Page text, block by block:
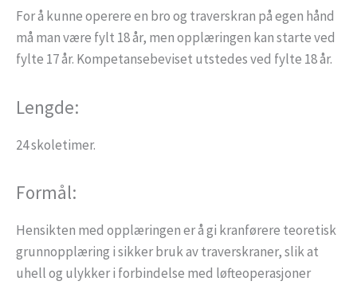
For å kunne operere en bro og traverskran på egen hånd
må man være fylt 18 år, men opplæringen kan starte ved
fylte 17 år. Kompetansebeviset utstedes ved fylte 18 år.
Lengde:
24 skoletimer.
Formål:
Hensikten med opplæringen er å gi kranførere teoretisk
grunnopplæring i sikker bruk av traverskraner, slik at
uhell og ulykker i forbindelse med løfteoperasjoner